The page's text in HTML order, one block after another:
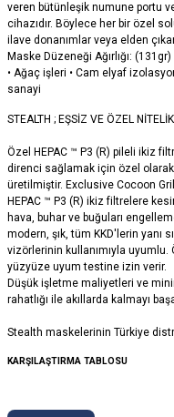
veren bütünleşik numune portu
cihazıdır. Böylece her bir özel
ilave donanımlar veya elden
Maske Düzeneği Ağırlığı: (131gr)
• Ağaç işleri • Cam elyaf
sanayi
STEALTH ; EŞSİZ VE ÖZEL
Özel HEPAC ™ P3 (R) pileli ikiz
direnci sağlamak için özel
üretilmiştir. Exclusive Cocoon
HEPAC ™ P3 (R) ikiz filtrelere
hava, buhar ve buğuları
modern, şık, tüm KKD'lerin yanı
vizörlerinin kullanımıyla
yüzyüze uyum testine izin verir.
Düşük işletme maliyetleri ve
rahatlığı ile akıllarda kalmayı
Stealth maskelerinin Türkiye
KARŞILAŞTIRMA TABLOSU